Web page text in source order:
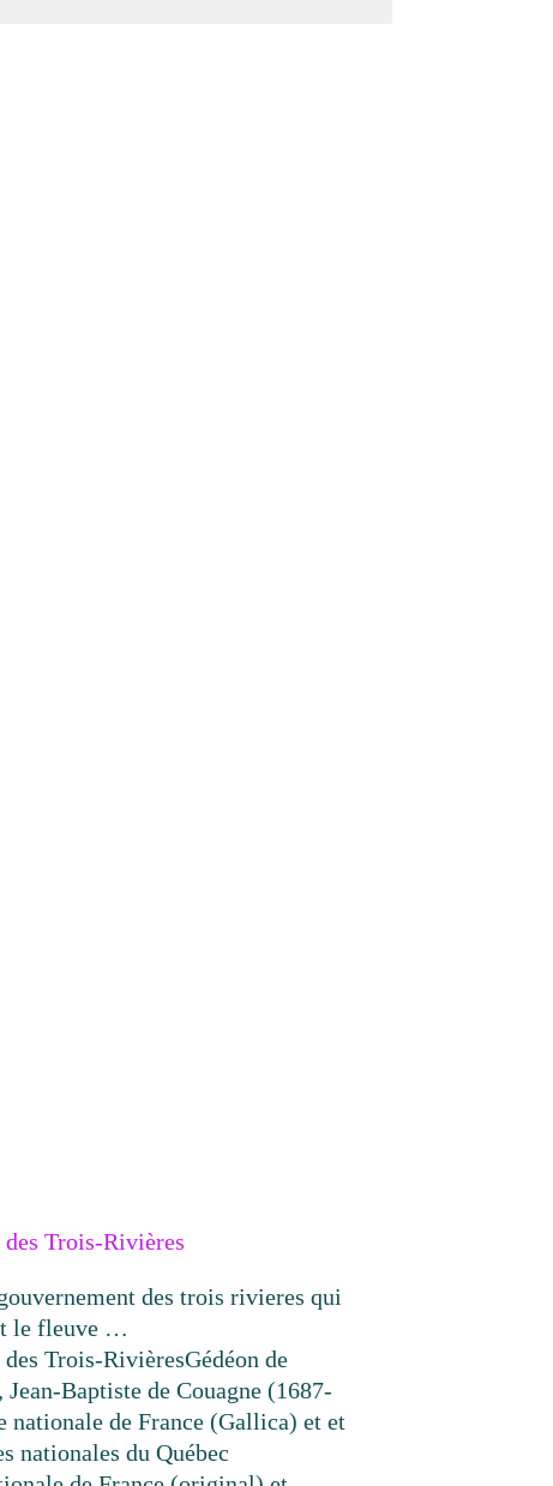
Trois-Rivières
des trois rivieres qui
le fleuve …
Trois-RivièresGédéon de
Baptiste de Couagne (1687-
nationale de France (Gallica) et et
nationales du Québec